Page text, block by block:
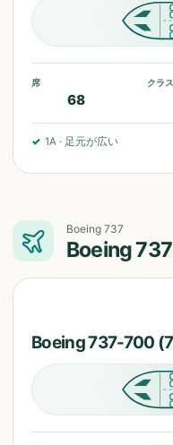
席
68
クラス
✓ 1A · 足元が広い
Boeing 737
Boeing
Boeing 737-700